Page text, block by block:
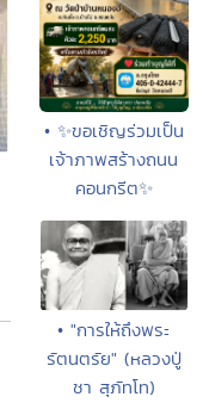
• ✨ขอเชิญร่วมเป็น
เจ้าภาพสร้างถนน
คอนกรีต✨
• "การให้ถึงพระ
รัตนตรัย" (หลวงปู่
ชา สุภัทโท)